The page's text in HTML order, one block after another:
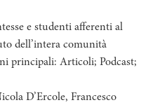
e studenti afferenti al
dell’intera comunità
principali: Articoli; Podcast;
D’Ercole, Francesco